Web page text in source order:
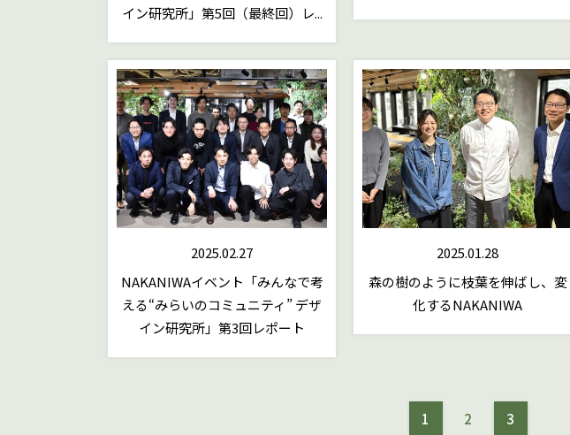
イン研究所」第5回（最終回）レ...
2025.02.27
NAKANIWAイベント「みんなで考
える“みらいのコミュニティ” デザ
イン研究所」第3回レポート
2025.01.28
森の樹のように枝葉を伸ばし、変
化するNAKANIWA
1 2 3